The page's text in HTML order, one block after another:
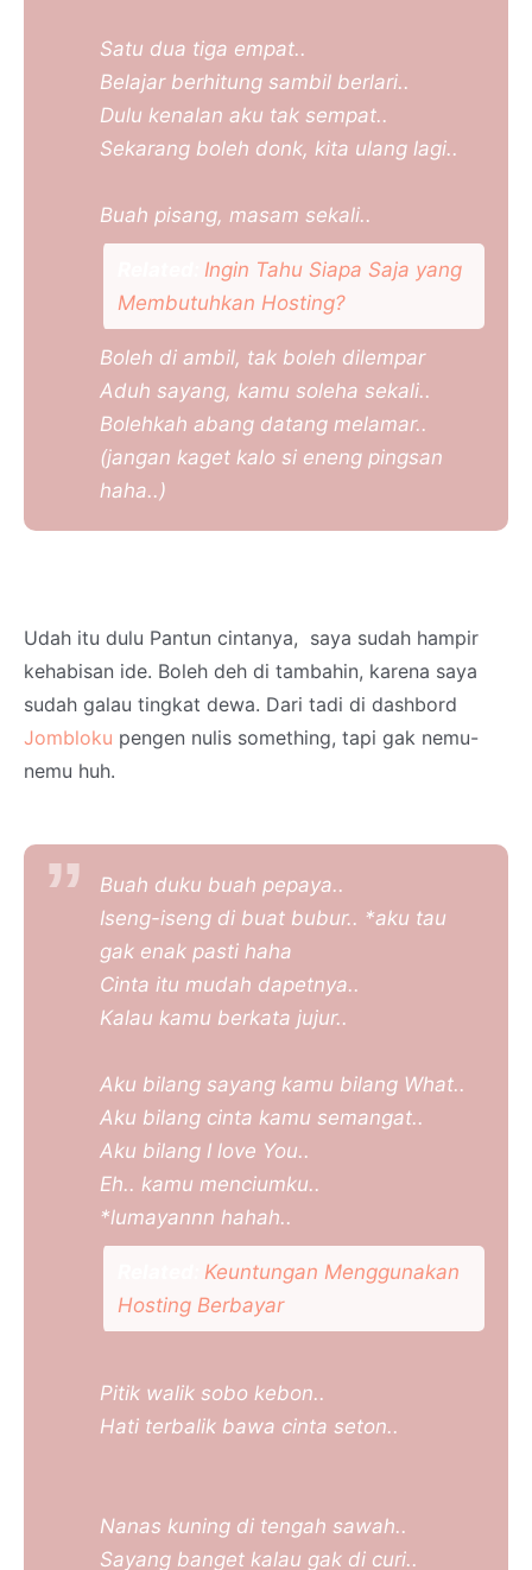
Satu dua tiga empat..
Belajar berhitung sambil berlari..
Dulu kenalan aku tak sempat..
Sekarang boleh donk, kita ulang lagi..
Buah pisang, masam sekali..
Ingin Tahu Siapa Saja yang
Membutuhkan Hosting?
Boleh di ambil, tak boleh dilempar
Aduh sayang, kamu soleha sekali..
Bolehkah abang datang melamar..
(jangan kaget kalo si eneng pingsan
haha..)
Udah itu dulu Pantun cintanya, saya sudah hampir
kehabisan ide. Boleh deh di tambahin, karena saya
sudah galau tingkat dewa. Dari tadi di dashbord
Jombloku pengen nulis something, tapi gak nemu-
nemu huh.
Buah duku buah pepaya..
Iseng-iseng di buat bubur.. *aku tau
gak enak pasti haha
Cinta itu mudah dapetnya..
Kalau kamu berkata jujur..
Aku bilang sayang kamu bilang What..
Aku bilang cinta kamu semangat..
Aku bilang I love You..
Eh.. kamu menciumku..
*lumayannn hahah..
Keuntungan Menggunakan
Hosting Berbayar
Pitik walik sobo kebon..
Hati terbalik bawa cinta seton..
Nanas kuning di tengah sawah..
Sayang banget kalau gak di curi..